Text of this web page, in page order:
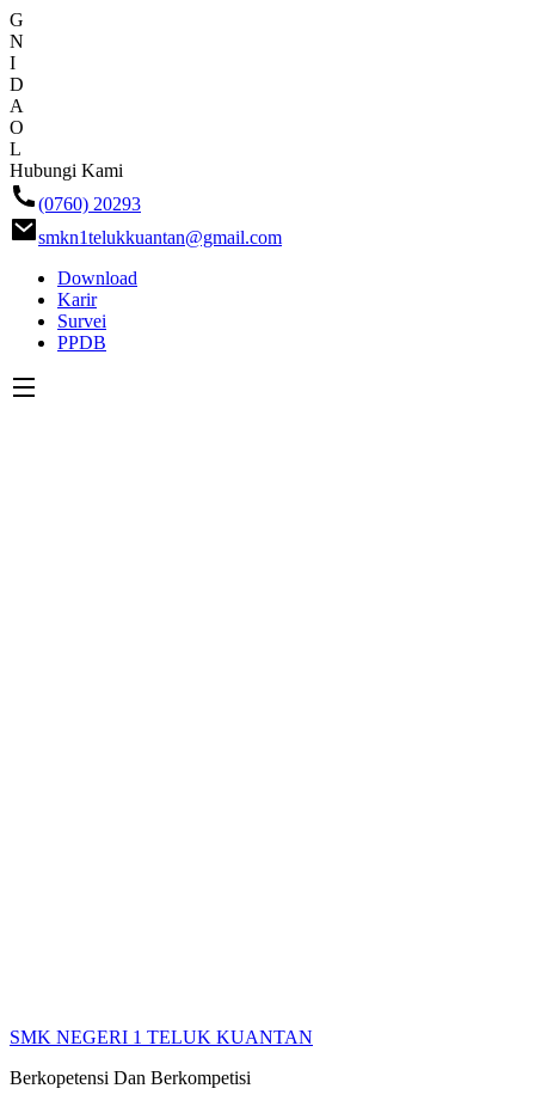
G
N
I
D
A
O
L
Skip
ke
konten
Hubungi Kami
(0760) 20293
smkn1telukkuantan@gmail.com
Download
Karir
Survei
PPDB
SMK NEGERI 1 TELUK KUANTAN
Berkopetensi Dan Berkompetisi